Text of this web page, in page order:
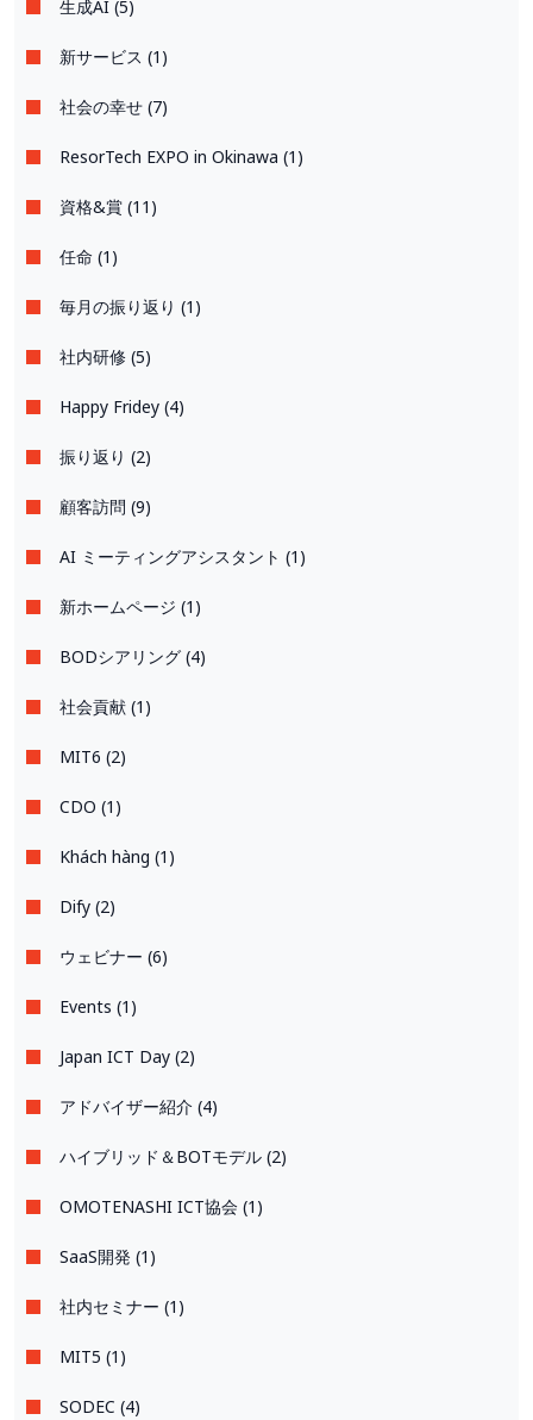
生成AI (5)
新サービス (1)
社会の幸せ (7)
ResorTech EXPO in Okinawa (1)
資格&賞 (11)
任命 (1)
毎月の振り返り (1)
社内研修 (5)
Happy Fridey (4)
振り返り (2)
顧客訪問 (9)
AI ミーティングアシスタント (1)
新ホームページ (1)
BODシアリング (4)
社会貢献 (1)
MIT6 (2)
CDO (1)
Khách hàng (1)
Dify (2)
ウェビナー (6)
Events (1)
Japan ICT Day (2)
アドバイザー紹介 (4)
ハイブリッド＆BOTモデル (2)
OMOTENASHI ICT協会 (1)
SaaS開発 (1)
社内セミナー (1)
MIT5 (1)
SODEC (4)